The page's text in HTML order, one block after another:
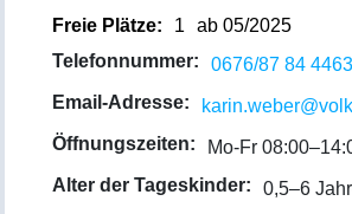
Freie Plätze: 1
ab 05/2025
Telefonnummer:
0676/87 84 4463
Email-Adresse:
Öffnungszeiten:
Mo-Fr
Alter der Tageskinder:
0,5–6